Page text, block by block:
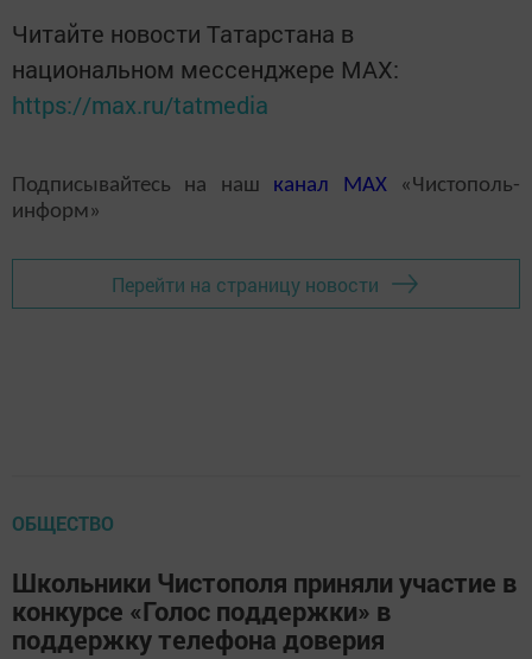
Читайте новости Татарстана в
национальном мессенджере MАХ:
https://max.ru/tatmedia
Подписывайтесь на наш канал MAX«Чистополь-
информ»
Перейти на страницу новости
ОБЩЕСТВО
Школьники Чистополя приняли участие в
конкурсе «Голос поддержки» в
поддержку телефона доверия